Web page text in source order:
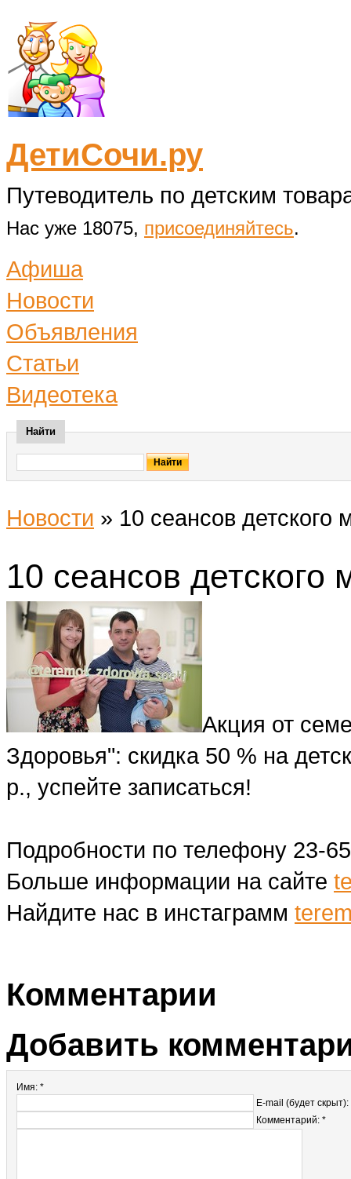
ДетиСочи.ру
Путеводитель по детским
Нас уже 18075, присоединяйтесь.
Афиша
Новости
Объявления
Статьи
Видеотека
Найти
Новости » 10 сеансов детского
10 сеансов детского
Акция от
Здоровья": скидка 50 % на
р., успейте записаться!
Подробности по телефону 23-
Больше информации на сайте
Найдите нас в инстаграмм
Комментарии
Добавить
Имя: *
E-mail (будет скрыт):
Комментарий: *